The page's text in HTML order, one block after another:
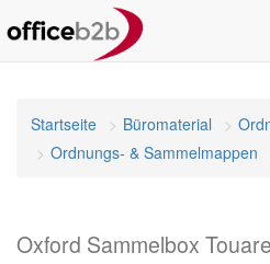
Startseite Büromaterial
Ordnungs- & Sammelmappen
Oxford Sammelbox